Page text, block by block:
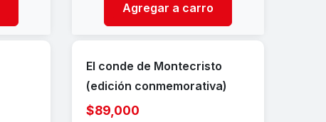
Agregar a carro
El conde de Montecristo
(edición conmemorativa)
$89,000